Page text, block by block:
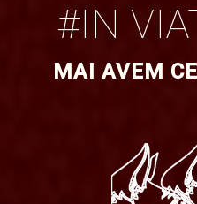
#IN
MAI AVEM